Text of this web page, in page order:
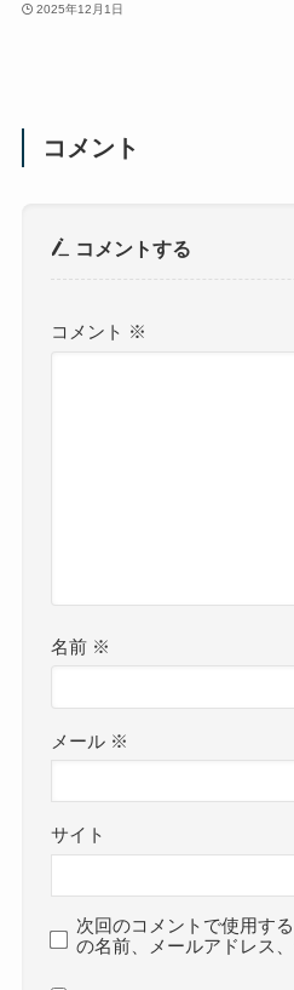
2025年12月1日
コメント
コメントする
コメント ※
名前 ※
メール ※
サイト
次回のコメントで使用す
の名前、メールアドレス